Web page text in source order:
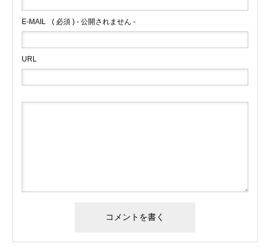
E-MAIL ( 必須 ) - 公開されません -
URL